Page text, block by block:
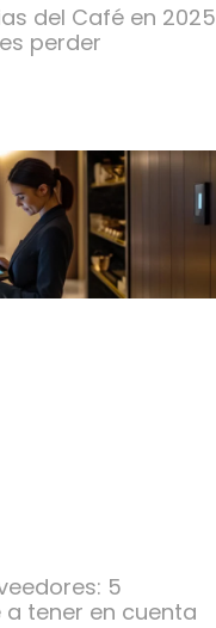
del Café en 2025
perder
5
tener en cuenta